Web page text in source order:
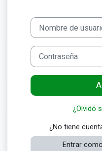
Saltar a creación de
Nombre de usuario
Contraseña
¿Olvidó
¿No tiene
Entrar